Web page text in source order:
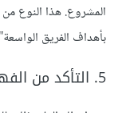
المشروع. هذا النوع
بأهداف الفريق
5. التأكد من الفهم المشترك